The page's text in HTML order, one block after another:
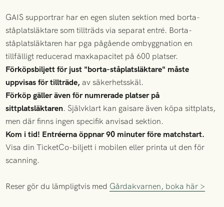
GAIS supportrar har en egen sluten sektion med borta-
ståplatsläktare som tillträds via separat entré. Borta-
ståplatsläktaren har pga pågående ombyggnation en
tillfälligt reducerad maxkapacitet på 600 platser.
Förköpsbiljett för just "borta-ståplatsläktare" måste
uppvisas för tillträde,av säkerhetsskäl.
Förköp gäller även för numrerade platser på
sittplatsläktaren. Självklart kan gaisare även köpa sittplats,
men där finns ingen specifik anvisad sektion.
Kom i tid! Entréerna öppnar 90 minuter före matchstart.
Visa din TicketCo-biljett i mobilen eller printa ut den för
scanning.
Reser gör du lämpligtvis med Gårdakvarnen, boka här >